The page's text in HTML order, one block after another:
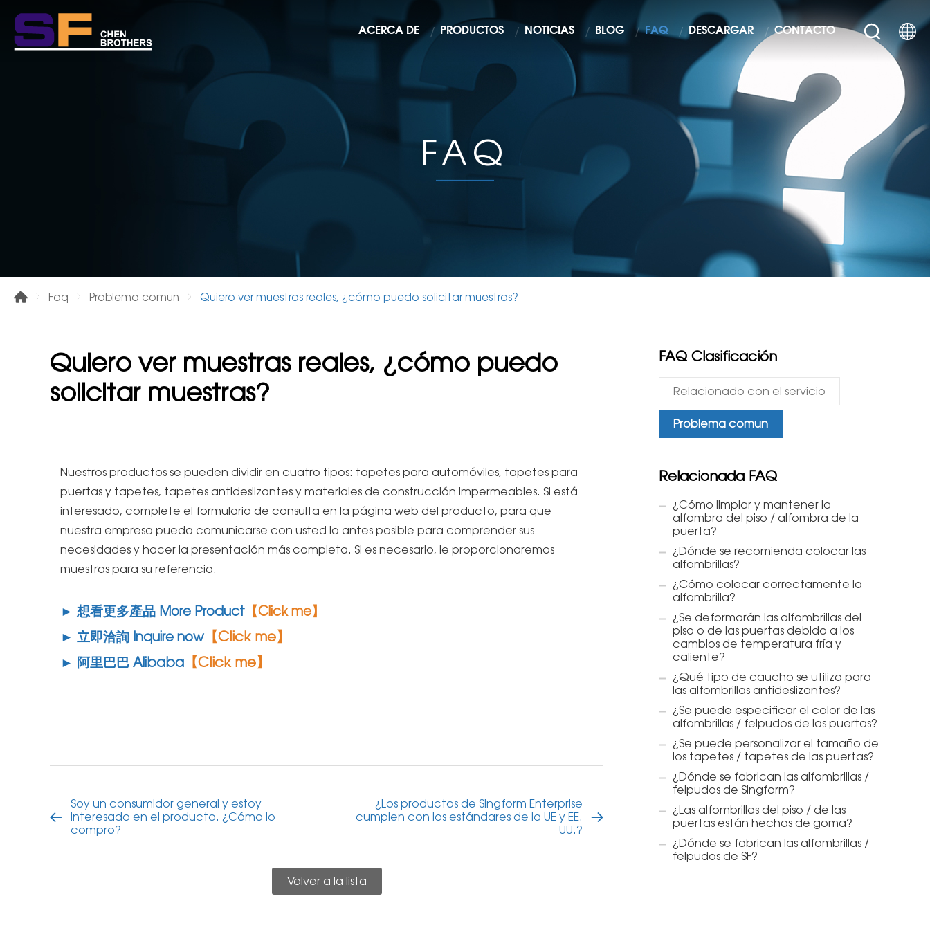
ACERCA DE PRODUCTOS NOTICIAS BLOG FAQ DESCARGAR CONTACTO
FAQ
Faq Problema comun Quiero ver muestras reales, ¿cómo puedo solicitar muestras?
Quiero ver muestras reales, ¿cómo puedo
solicitar muestras?
Nuestros productos se pueden dividir en cuatro tipos: tapetes para automóviles, tapetes para
puertas y tapetes, tapetes antideslizantes y materiales de construcción impermeables. Si está
interesado, complete el formulario de consulta en la página web del producto, para que
nuestra empresa pueda comunicarse con usted lo antes posible para comprender sus
necesidades y hacer la presentación más completa. Si es necesario, le proporcionaremos
muestras para su referencia.
► 想看更多產品 More Product 【Click me】
► 立即洽詢 Inquire now 【Click me】
► 阿里巴巴 Alibaba 【Click me】
Soy un consumidor general y estoy
interesado en el producto. ¿Cómo lo
compro?
¿Los productos de Singform Enterprise
cumplen con los estándares de la UE y EE.
UU.?
Volver a la lista
FAQ Clasificación
Relacionado con el servicio
Problema comun
Relacionada FAQ
¿Cómo limpiar y mantener la
alfombra del piso / alfombra de la
puerta?
¿Dónde se recomienda colocar las
alfombrillas?
¿Cómo colocar correctamente la
alfombrilla?
¿Se deformarán las alfombrillas del
piso o de las puertas debido a los
cambios de temperatura fría y
caliente?
¿Qué tipo de caucho se utiliza para
las alfombrillas antideslizantes?
¿Se puede especificar el color de las
alfombrillas / felpudos de las puertas?
¿Se puede personalizar el tamaño de
los tapetes / tapetes de las puertas?
¿Dónde se fabrican las alfombrillas /
felpudos de Singform?
¿Las alfombrillas del piso / de las
puertas están hechas de goma?
¿Dónde se fabrican las alfombrillas /
felpudos de SF?